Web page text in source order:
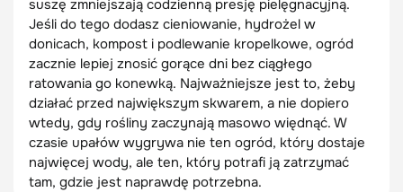
suszę zmniejszają codzienną presję pielęgnacyjną.
Jeśli do tego dodasz cieniowanie, hydrożel w
donicach, kompost i podlewanie kropelkowe, ogród
zacznie lepiej znosić gorące dni bez ciągłego
ratowania go konewką. Najważniejsze jest to, żeby
działać przed największym skwarem, a nie dopiero
wtedy, gdy rośliny zaczynają masowo więdnąć. W
czasie upałów wygrywa nie ten ogród, który dostaje
najwięcej wody, ale ten, który potrafi ją zatrzymać
tam, gdzie jest naprawdę potrzebna.